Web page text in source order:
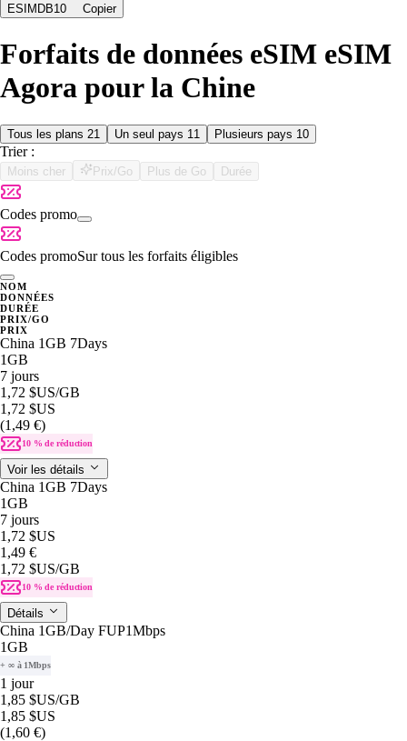
ESIMDB10 Copier
Forfaits de données eSIM eSIM
Agora pour la Chine
Tous les plans 21 Un seul pays 11 Plusieurs pays 10
Trier :
Moins cher Prix/Go Plus de Go Durée
Codes promo
Codes promoSur tous les forfaits éligibles
NOM
DONNÉES
DURÉE
PRIX/GO
PRIX
China 1GB 7Days
1GB
7 jours
1,72 $US/GB
1,72 $US
(1,49 €)
10 % de réduction
Voir les détails
China 1GB 7Days
1GB
7 jours
1,72 $US
1,49 €
1,72 $US/GB
10 % de réduction
Détails
China 1GB/Day FUP1Mbps
1GB
+ ∞ à 1Mbps
1 jour
1,85 $US/GB
1,85 $US
(1,60 €)